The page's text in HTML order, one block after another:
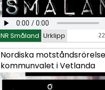
NR Småland Urklipp
Nordiska
kommunvalet i Vetlanda
NR Småland Urklipp
Nordiska
kommunvalet i Vetlanda